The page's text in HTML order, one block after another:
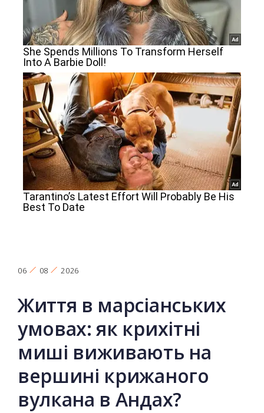
06 08 2026
Життя в марсіанських
умовах: як крихітні
миші виживають на
вершині крижаного
вулкана в Андах?